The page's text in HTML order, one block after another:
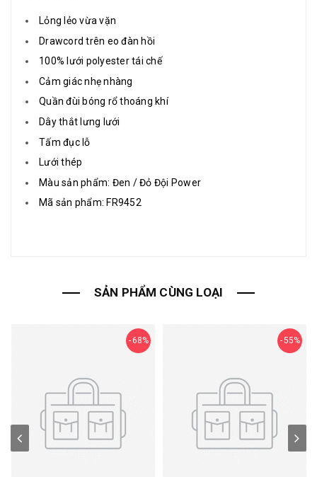
Lỏng lẻo vừa vặn
Drawcord trên eo đàn hồi
100% lưới polyester tái chế
Cảm giác nhẹ nhàng
Quần đùi bóng rổ thoáng khí
Dây thắt lưng lưới
Tấm đục lỗ
Lưới thép
Màu sản phẩm: Đen / Đỏ Đội Power
Mã sản phẩm: FR9452
SẢN PHẨM CÙNG LOẠI
68% 55%